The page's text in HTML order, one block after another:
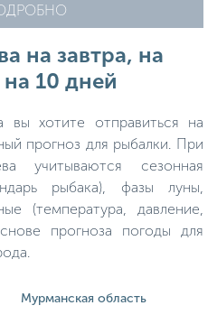
на завтра, на
10 дней
вы хотите отправиться на
прогноз для рыбалки. При
учитываются сезонная
рыбака), фазы луны,
(температура, давление,
прогноза погоды для
Мурманская область